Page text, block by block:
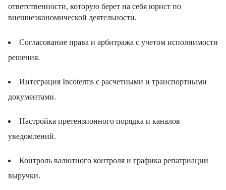
ответственности, которую берет на себя юрист по
внешнеэкономической деятельности.
Согласование права и арбитража с учетом исполнимости
решения.
Интеграция Incoterms с расчетными и транспортными
документами.
Настройка претензионного порядка и каналов
уведомлений.
Контроль валютного контроля и графика репатриации
выручки.